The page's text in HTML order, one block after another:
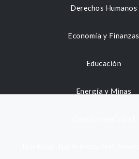
Derechos Humanos
Economía y Finanzas
Educación
Energía y Minas